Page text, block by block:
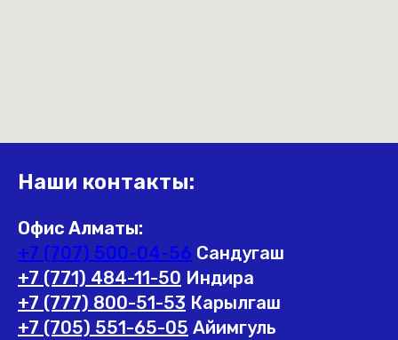
Наши контакты:
Офис Алматы:
+7 (707) 500-04-56 Сандугаш
+7 (771) 484-11-50 Индира
+7 (777) 800-51-53 Карылгаш
+7 (705) 551-65-05 Айимгуль